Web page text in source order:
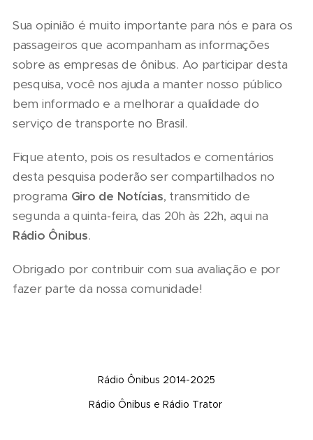
Sua opinião é muito importante para nós e para os
passageiros que acompanham as informações
sobre as empresas de ônibus. Ao participar desta
pesquisa, você nos ajuda a manter nosso público
bem informado e a melhorar a qualidade do
serviço de transporte no Brasil.
Fique atento, pois os resultados e comentários
desta pesquisa poderão ser compartilhados no
programa Giro de Notícias, transmitido de
segunda a quinta-feira, das 20h às 22h, aqui na
Rádio Ônibus.
Obrigado por contribuir com sua avaliação e por
fazer parte da nossa comunidade!
Rádio Ônibus 2014-2025
Rádio Ônibus e Rádio Trator